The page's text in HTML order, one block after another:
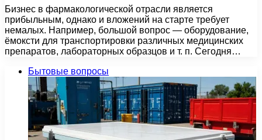
Бизнес в фармакологической отрасли является
прибыльным, однако и вложений на старте требует
немалых. Например, большой вопрос — оборудование,
ёмоксти для транспортировки различных медицинских
препаратов, лабораторных образцов и т. п. Сегодня…
Бытовые вопросы